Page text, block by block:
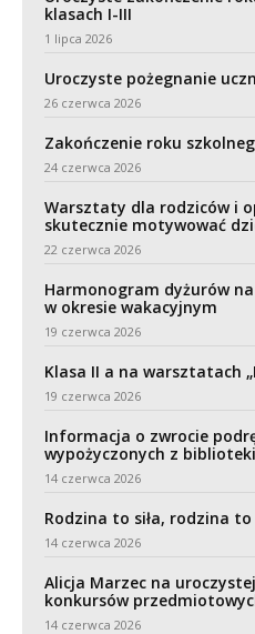
klasach I-III
1 lipca 2026
Uroczyste pożegnanie
26 czerwca 2026
Zakończenie roku
24 czerwca 2026
Warsztaty dla rodziców i
skutecznie motywować
22 czerwca 2026
Harmonogram dyżurów
w okresie wakacyjnym
19 czerwca 2026
Klasa II a na warsztatach
19 czerwca 2026
Informacja o zwrocie
wypożyczonych z
14 czerwca 2026
Rodzina to siła, rodzina to
14 czerwca 2026
Alicja Marzec na
konkursów
14 czerwca 2026